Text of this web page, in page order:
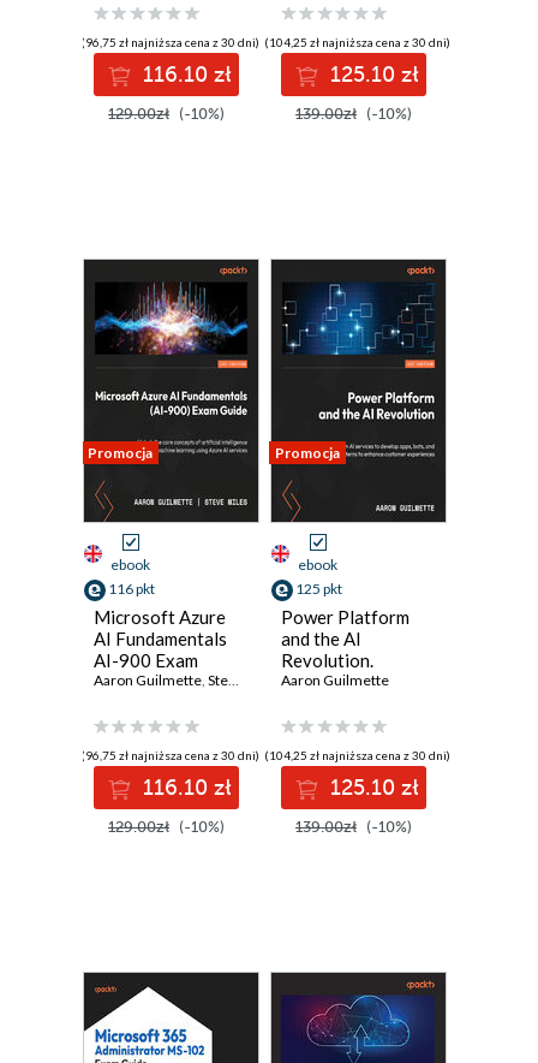
powered cloud and
desktop workflows
using low-code
automation - Third
Edition
(96,75 zł najniższa cena z 30 dni)
116.10 zł
129.00zł (-10%)
exam with
confidence by
using exam-
focused resources
- Second Edition
(104,25 zł najniższa cena z 30 dni)
125.10 zł
139.00zł (-10%)
Promocja
ebook
116 pkt
Microsoft Azure
AI Fundamentals
AI-900 Exam
Guide. Gain
Azure AI and
machine learning
concepts and
services to excel in
the AI-900 exam
Aaron Guilmette, Steve Miles ,Peter De Tender
(96,75 zł najniższa cena z 30 dni)
116.10 zł
129.00zł (-10%)
Promocja
ebook
125 pkt
Power Platform
and the AI
Revolution.
Explore modern AI
develop apps, bots,
and automation
patterns to
enhance customer
experiences
Aaron Guilmette
(104,25 zł najniższa cena z 30 dni)
125.10 zł
139.00zł (-10%)